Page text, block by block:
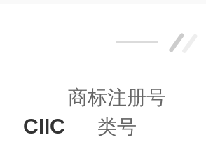
CIIC
商标注册号
类号